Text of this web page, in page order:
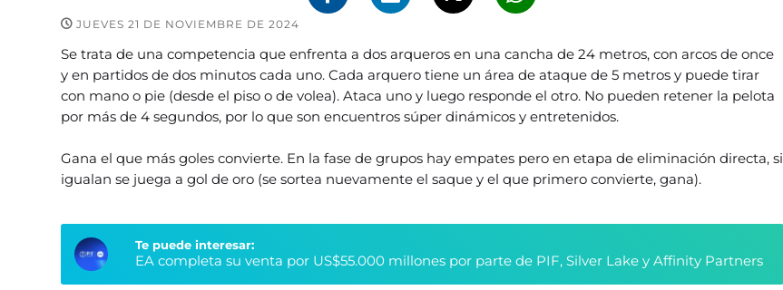
JUEVES 21 DE NOVIEMBRE DE 2024
Se trata de una competencia que enfrenta a dos arqueros en una cancha de 24 metros, con arcos de once
y en partidos de dos minutos cada uno. Cada arquero tiene un área de ataque de 5 metros y puede tirar
con mano o pie (desde el piso o de volea). Ataca uno y luego responde el otro. No pueden retener la pelota
por más de 4 segundos, por lo que son encuentros súper dinámicos y entretenidos.
Gana el que más goles convierte. En la fase de grupos hay empates pero en etapa de eliminación directa, si
igualan se juega a gol de oro (se sortea nuevamente el saque y el que primero convierte, gana).
Te puede interesar:
EA completa su venta por US$55.000 millones por parte de PIF, Silver Lake y Affinity Partners